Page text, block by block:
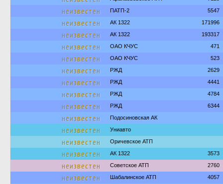
неизвестен ПАТП-2 5547
неизвестен АК 1322 171996
неизвестен АК 1322 193317
неизвестен ОАО КЧУС 471
неизвестен ОАО КЧУС 523
неизвестен РЖД 2629
неизвестен РЖД 4441
неизвестен РЖД 4784
неизвестен РЖД 6344
неизвестен Подосиновская АК
неизвестен Униавто
неизвестен Оричевское АТП
неизвестен АК 1322 3573
неизвестен Советское АТП 2760
неизвестен Шабалинское АТП 4057